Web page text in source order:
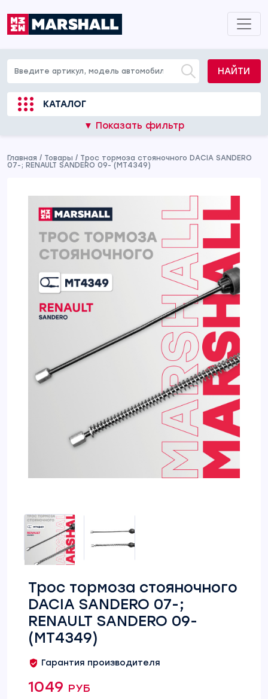
НАЙТИ
КАТАЛОГ
▼ Показать фильтр
Главная / Товары / Трос тормоза стояночного DACIA SANDERO
07-; RENAULT SANDERO 09- (MT4349)
Трос тормоза стояночного
DACIA SANDERO 07-;
RENAULT SANDERO 09-
(MT4349)
Гарантия производителя
1049 руб